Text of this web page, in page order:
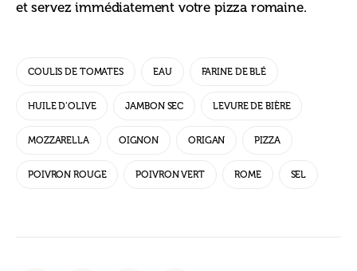
et servez immédiatement votre pizza romaine.
COULIS DE TOMATES EAU FARINE DE BLÉ
HUILE D’OLIVE JAMBON SEC LEVURE DE BIÈRE
MOZZARELLA OIGNON ORIGAN PIZZA
POIVRON ROUGE POIVRON VERT ROME SEL